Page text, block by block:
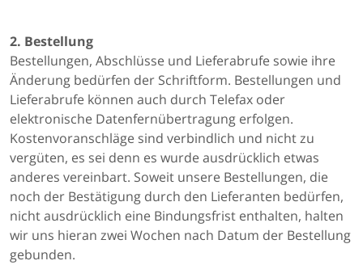
2. Bestellung
Bestellungen, Abschlüsse und Lieferabrufe sowie ihre
Änderung bedürfen der Schriftform. Bestellungen und
Lieferabrufe können auch durch Telefax oder
elektronische Datenfernübertragung erfolgen.
Kostenvoranschläge sind verbindlich und nicht zu
vergüten, es sei denn es wurde ausdrücklich etwas
anderes vereinbart. Soweit unsere Bestellungen, die
noch der Bestätigung durch den Lieferanten bedürfen,
nicht ausdrücklich eine Bindungsfrist enthalten, halten
wir uns hieran zwei Wochen nach Datum der Bestellung
gebunden.